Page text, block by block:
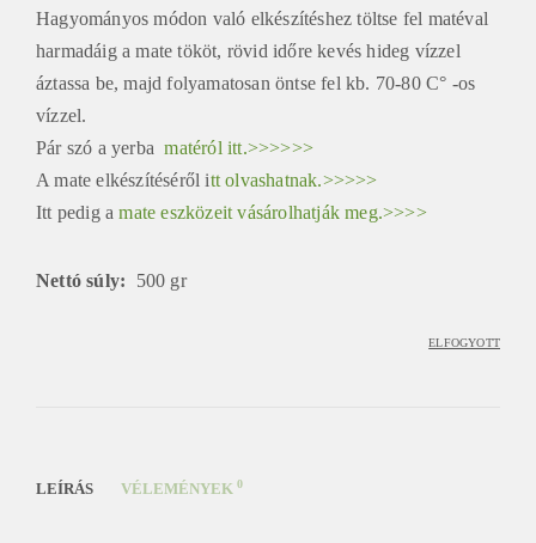
Hagyományos módon való elkészítéshez töltse fel matéval
harmadáig a mate tököt, rövid időre kevés hideg vízzel
áztassa be, majd folyamatosan öntse fel kb. 70-80 C° -os
vízzel.
Pár szó a yerba matéról itt.>>>>>>
A mate elkészítéséről itt olvashatnak.>>>>>
Itt pedig amate eszközeit vásárolhatják meg.>>>>
Nettó súly: 500 gr
ELFOGYOTT
LEÍRÁS VÉLEMÉNYEK 0